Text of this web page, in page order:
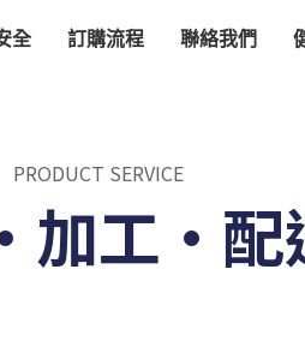
全 訂購流程 聯絡我們
PRODUCT SERVICE
加工·配